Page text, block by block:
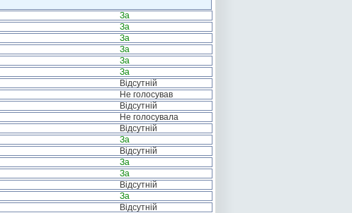
За
За
За
За
За
За
Відсутній
Не голосував
Відсутній
Не голосувала
Відсутній
За
Відсутній
За
За
Відсутній
За
Відсутній